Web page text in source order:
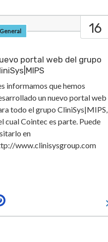
16
General
portal web del grupo
informamos que hemos
un nuevo portal web
todo el grupo CliniSys|MIPS,
cual Cointec es parte. Puede
en
www.clinisysgroup.com